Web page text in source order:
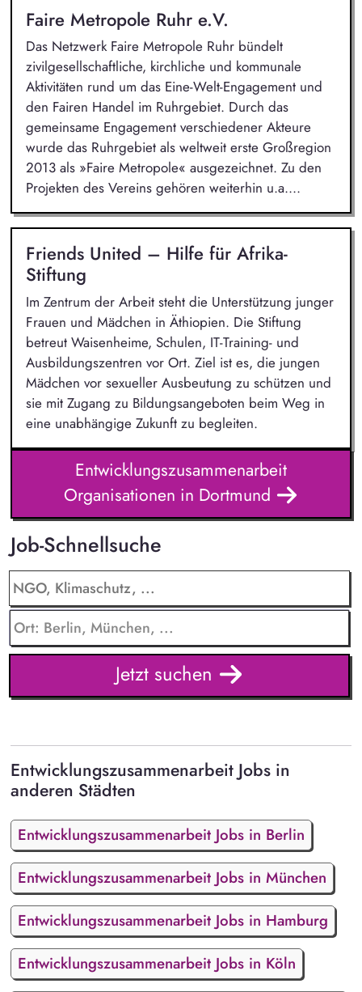
Faire Metropole Ruhr e.V.
Das Netzwerk Faire Metropole Ruhr bündelt
zivilgesellschaftliche, kirchliche und kommunale
Aktivitäten rund um das Eine-Welt-Engagement und
den Fairen Handel im Ruhrgebiet. Durch das
gemeinsame Engagement verschiedener Akteure
wurde das Ruhrgebiet als weltweit erste Großregion
2013 als »Faire Metropole« ausgezeichnet. Zu den
Projekten des Vereins gehören weiterhin u.a....
Friends United – Hilfe für Afrika-
Stiftung
Im Zentrum der Arbeit steht die Unterstützung junger
Frauen und Mädchen in Äthiopien. Die Stiftung
betreut Waisenheime, Schulen, IT-Training- und
Ausbildungszentren vor Ort. Ziel ist es, die jungen
Mädchen vor sexueller Ausbeutung zu schützen und
sie mit Zugang zu Bildungsangeboten beim Weg in
eine unabhängige Zukunft zu begleiten.
Entwicklungszusammenarbeit
Organisationen in Dortmund
Job-Schnellsuche
Jetzt suchen
Entwicklungszusammenarbeit Jobs in
anderen Städten
Entwicklungszusammenarbeit Jobs in Berlin
Entwicklungszusammenarbeit Jobs in München
Entwicklungszusammenarbeit Jobs in Hamburg
Entwicklungszusammenarbeit Jobs in Köln